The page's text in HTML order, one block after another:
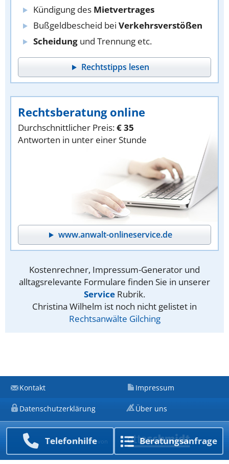
Kündigung des Mietvertrages
Bußgeldbescheid bei Verkehrsverstößen
Scheidung und Trennung etc.
Rechtstipps lesen
Rechtsberatung online
Durchschnittlicher Preis:€ 35
Antworten in unter einer Stunde
www.anwalt-onlineservice.de
Kostenrechner, Impressum-Generator und
alltagsrelevante Formulare finden Sie in unserer
Service Rubrik.
Christina Wilhelm ist noch nicht gelistet in
Rechtsanwälte Gilching
Telefon­hilfe Beratungs­anfrage
Kontakt Impressum
Datenschutzerklärung Über uns
Ein Unternehmen von